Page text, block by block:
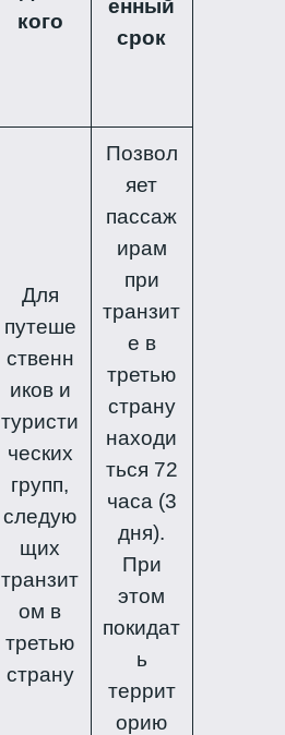
кого
енный
срок
Для
путеше
ственн
иков и
туристи
ческих
групп,
следую
щих
транзит
ом в
третью
страну
Позвол
яет
пассаж
ирам
при
транзит
е в
третью
страну
находи
ться 72
часа (3
дня).
При
этом
покидат
ь
террит
орию